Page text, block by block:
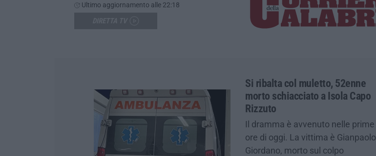
Ultimo aggiornamento alle 22:18
Si ribalta col muletto, 52enne
morto schiacciato a Isola Capo
Rizzuto
Il dramma è avvenuto nelle prime
ore di oggi. La vittima è Gianpaolo
Giordano, morto sul colpo